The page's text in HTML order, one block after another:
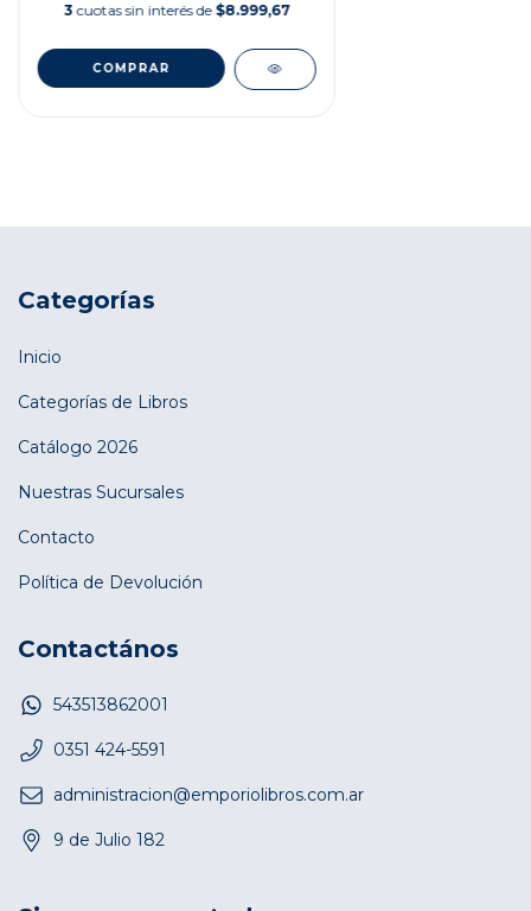
3 cuotas sin interés de $8.999,67
Categorías
Inicio
Categorías de Libros
Catálogo 2026
Nuestras Sucursales
Contacto
Política de Devolución
Contactános
543513862001
0351 424-5591
administracion@emporiolibros.com.ar
9 de Julio 182